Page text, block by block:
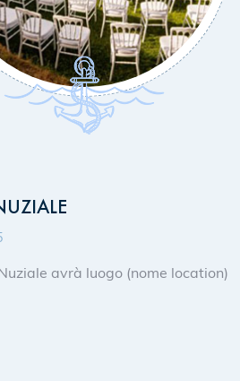
avrà luogo (nome location)